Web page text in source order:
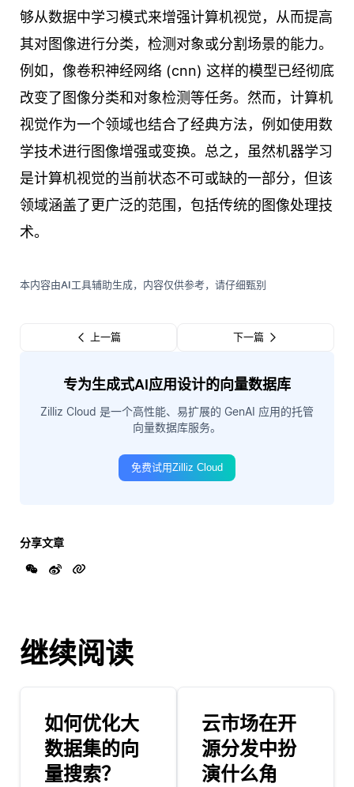
够从数据中学习模式来增强计算机视觉，从而提高
其对图像进行分类，检测对象或分割场景的能力。
例如，像卷积神经网络 (cnn) 这样的模型已经彻底
改变了图像分类和对象检测等任务。然而，计算机
视觉作为一个领域也结合了经典方法，例如使用数
学技术进行图像增强或变换。总之，虽然机器学习
是计算机视觉的当前状态不可或缺的一部分，但该
领域涵盖了更广泛的范围，包括传统的图像处理技
术。
本内容由AI工具辅助生成，内容仅供参考，请仔细甄别
上一篇 下一篇
专为生成式AI应用设计的向量数据库
Zilliz Cloud 是一个高性能、易扩展的 GenAI 应用的托管
向量数据库服务。
免费试用Zilliz Cloud
分享文章
继续阅读
如何优化大
数据集的向
量搜索？
云市场在开
源分发中扮
演什么角